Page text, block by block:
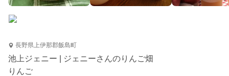
長野県上伊那郡飯島町
池上ジェニー | ジェニーさんのりんご畑
りんご